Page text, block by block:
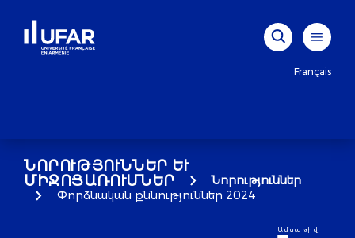
Français
ՆՈՐՈՒԹՅՈՒՆՆԵՐ ԵՒ Մ
ԻՋՈՑԱՌՈՒՄՆԵՐ
Նորություններ
Փորձնական քննություններ 2024
Ամսաթիվ